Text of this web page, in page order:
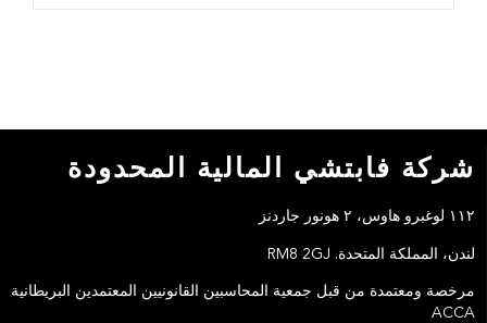
شركة فابتشي المالية المحدودة
١١٢ لوغبرو هاوس، ٢ هونور جاردنز
لندن، المملكة المتحدة. RM8 2GJ
مرخصة ومعتمدة من قبل جمعية المحاسبين القانونيين المعتمدين البريطانية
ACCA